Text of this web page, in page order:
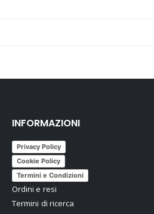
INFORMAZIONI
Privacy Policy
Cookie Policy
Termini e Condizioni
Ordini e resi
Termini di ricerca